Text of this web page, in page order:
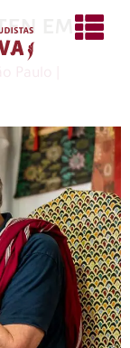
em sp
Paulo |